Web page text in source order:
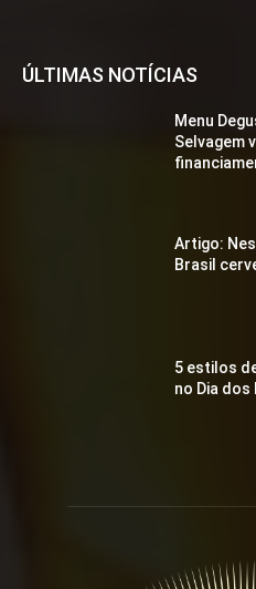
ÚLTIMAS NOTÍCIAS
Menu
Selvagem
Artigo:
Brasil
5 estilos
no Dia dos